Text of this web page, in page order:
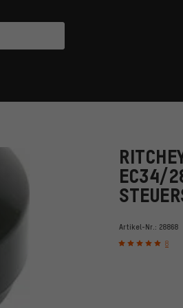
EC34/
Artikel-Nr.: 28868
8